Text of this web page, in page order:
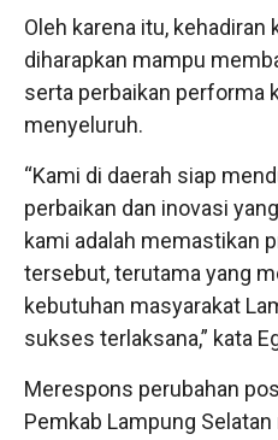
Oleh karena itu,
diharapkan mampu
serta perbaikan performa
menyeluruh.
“Kami di daerah siap
perbaikan dan inovasi
kami adalah memastikan
tersebut, terutama yang
kebutuhan masyarakat
sukses terlaksana,” kata
Merespons perubahan
Pemkab Lampung